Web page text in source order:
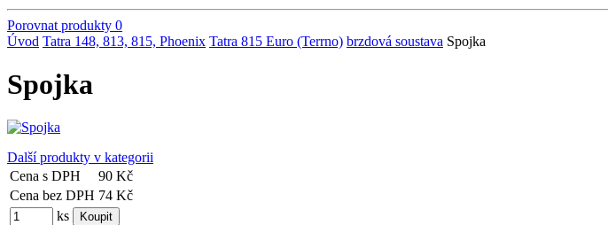
Porovnat produkty 0
Úvod Tatra 148, 813, 815, Phoenix Tatra 815 Euro (Terrno) brzdová soustava Spojka
Spojka
Další produkty v kategorii
Cena s DPH
90 Kč
Cena bez DPH 74 Kč
ks